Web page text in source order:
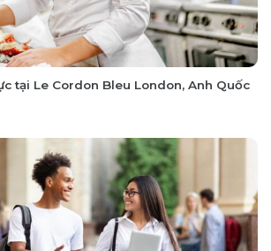
tại Le Cordon Bleu London, Anh Quốc